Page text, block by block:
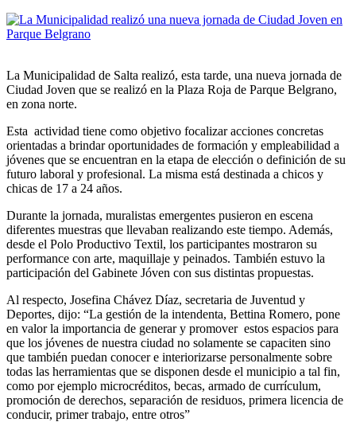
La Municipalidad de Salta realizó, esta tarde, una nueva jornada de
Ciudad Joven que se realizó en la Plaza Roja de Parque Belgrano,
en zona norte.
Esta actividad tiene como objetivo focalizar acciones concretas
orientadas a brindar oportunidades de formación y empleabilidad a
jóvenes que se encuentran en la etapa de elección o definición de su
futuro laboral y profesional. La misma está destinada a chicos y
chicas de 17 a 24 años.
Durante la jornada, muralistas emergentes pusieron en escena
diferentes muestras que llevaban realizando este tiempo. Además,
desde el Polo Productivo Textil, los participantes mostraron su
performance con arte, maquillaje y peinados. También estuvo la
participación del Gabinete Jóven con sus distintas propuestas.
Al respecto, Josefina Chávez Díaz, secretaria de Juventud y
Deportes, dijo: “La gestión de la intendenta, Bettina Romero, pone
en valor la importancia de generar y promover estos espacios para
que los jóvenes de nuestra ciudad no solamente se capaciten sino
que también puedan conocer e interiorizarse personalmente sobre
todas las herramientas que se disponen desde el municipio a tal fin,
como por ejemplo microcréditos, becas, armado de currículum,
promoción de derechos, separación de residuos, primera licencia de
conducir, primer trabajo, entre otros”